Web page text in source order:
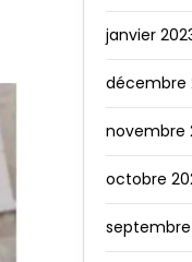
janvier
décembre
novembre
octobre